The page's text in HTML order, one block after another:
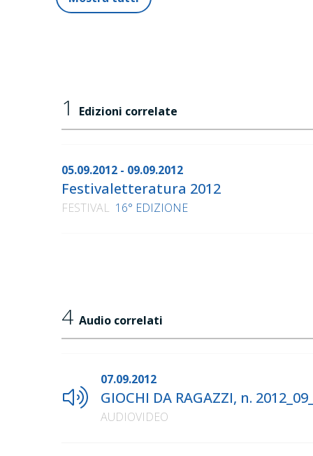
1 Edizioni correlate
05.09.2012 - 09.09.2012
Festivaletteratura 2012
FESTIVAL 16° EDIZIONE
4 Audio correlati
07.09.2012
GIOCHI DA RAGAZZI, n.
AUDIOVIDEO